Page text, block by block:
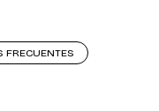
FRECUENTES